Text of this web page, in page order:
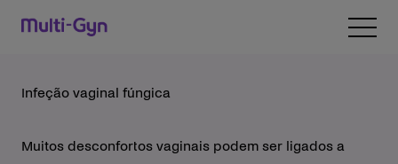
Infeção vaginal fúngica
Muitos desconfortos vaginais podem ser ligados a